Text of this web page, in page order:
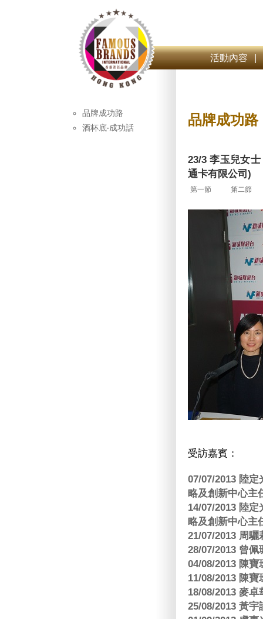
活動內容 |
品牌成功路
酒杯底‧成功話
品牌成功路
23/3 李玉兒女
通卡有限公司)
第一節 第二節
受訪嘉賓：
07/07/2013 陸
略及創新中心主
14/07/2013 陸
略及創新中心主
21/07/2013 周
28/07/2013 曾
04/08/2013 陳
11/08/2013 陳
18/08/2013 麥
25/08/2013 黃